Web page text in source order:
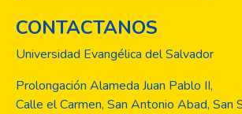
CONTACTANOS
Universidad Evangélica del Salvador
Prolongación Alameda Juan Pablo II,
Calle el Carmen, San Antonio Abad, San